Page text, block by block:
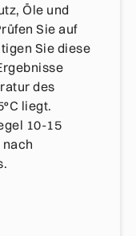
Öle und
Sie auf
Sie diese
des
liegt.
10-15